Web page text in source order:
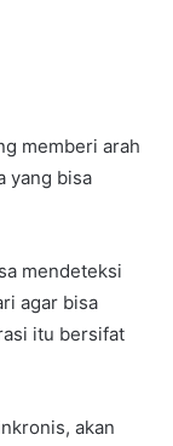
memberi arah
yang bisa
mendeteksi
agar bisa
itu bersifat
akan